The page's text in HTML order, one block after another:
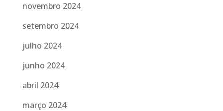
novembro 2024
setembro 2024
julho 2024
junho 2024
abril 2024
março 2024